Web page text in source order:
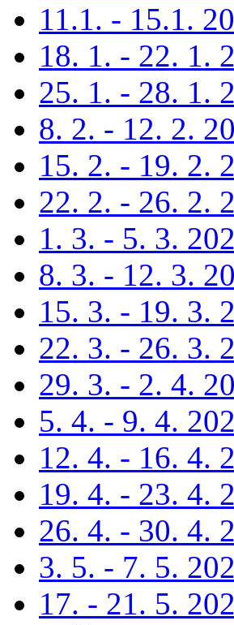
11.1. - 15.1.
18. 1. - 22. 1.
25. 1. - 28. 1.
8. 2. - 12. 2.
15. 2. - 19. 2.
22. 2. - 26. 2.
1. 3. - 5. 3.
8. 3. - 12. 3.
15. 3. - 19. 3.
22. 3. - 26. 3.
29. 3. - 2. 4.
5. 4. - 9. 4.
12. 4. - 16. 4.
19. 4. - 23. 4.
26. 4. - 30. 4.
3. 5. - 7. 5.
17. - 21. 5.